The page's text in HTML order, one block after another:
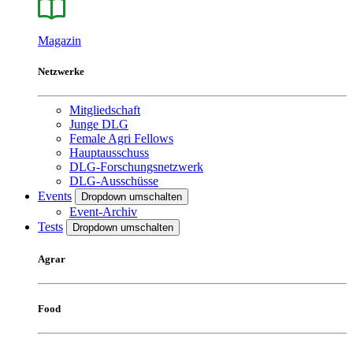
Magazin
Netzwerke
Mitgliedschaft
Junge DLG
Female Agri Fellows
Hauptausschuss
DLG-Forschungsnetzwerk
DLG-Ausschüsse
Events
Dropdown umschalten
Event-Archiv
Tests
Dropdown umschalten
Agrar
Food